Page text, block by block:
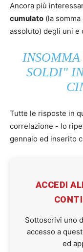
Ancora più
cumulato (la
assoluto) degli uni e
SOLDI"
Tutte le risposte in
correlazione - lo
gennaio ed inserito
ACCEDI
Sottoscrivi uno
accesso a
ed